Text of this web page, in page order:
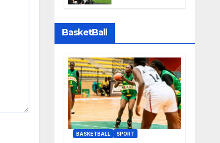
Sports perd la
Liga
BasketBall
BASKETBALL SPORT